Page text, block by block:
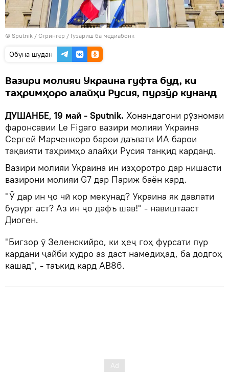
© Sputnik / Стрингер / Гузариш ба медиабонк
Обуна шудан
Вазири молияи Украина гуфта буд, ки
таҳримҳоро алайҳи Русия, пурзӯр кунанд
ДУШАНБЕ, 19 май - Sputnik. Хонандагони рӯзномаи
фаронсавии Le Figaro вазири молияи Украина
Сергей Марченкоро барои даъвати ИА барои
тақвияти таҳримҳо алайҳи Русия танқид карданд.
Вазири молияи Украина ин изҳоротро дар нишасти
вазирони молияи G7 дар Париж баён кард.
"Ӯ дар ин ҷо чӣ кор мекунад? Украина як давлати
бузург аст? Аз ин ҷо дафъ шав!" - навиштааст
Диоген.
"Бигзор ӯ Зеленскийро, ки ҳеҷ гоҳ фурсати пур
кардани ҷайби худро аз даст намедиҳад, ба додгоҳ
кашад", - таъкид кард AB86.